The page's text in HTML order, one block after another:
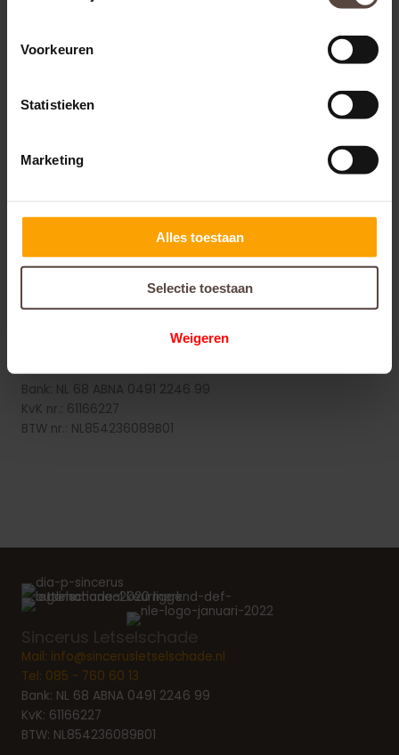
Voorkeuren
Statistieken
Marketing
Alles toestaan
Selectie toestaan
Weigeren
Kontakt
Sincerus Letselschade B.V.
Boslaan 3 7811 GJ Emmen
Telefoon: 085 760 6013
info@sincerusletselschade.nl
Bank: NL 68 ABNA 0491 2246 99
KvK nr.: 61166227
BTW nr.: NL854236089B01
Sincerus Letselschade
Mail: info@sincerusletselschade.nl
Tel: 085 - 760 60 13
Bank: NL 68 ABNA 0491 2246 99
KvK: 61166227
BTW: NL854236089B01